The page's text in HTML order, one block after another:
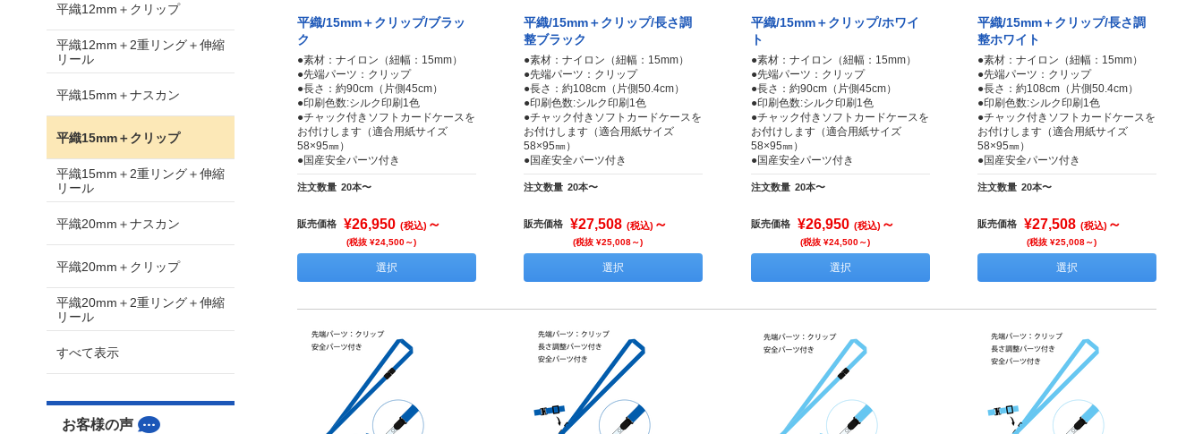
平織/15mm＋クリップ/ブラッ
ク
●素材：ナイロン（紐幅：15mm）
●先端パーツ：クリップ
●長さ：約90cm（片側45cm）
●印刷色数:シルク印刷1色
●チャック付きソフトカードケースを
お付けします（適合用紙サイズ
58×95㎜）
●国産安全パーツ付き
注文数量 20本〜
販売価格 ¥26,950 (税込) ～
(税抜 ¥24,500～)
選択
平織/15mm＋クリップ/長さ調
整ブラック
●素材：ナイロン（紐幅：15mm）
●先端パーツ：クリップ
●長さ：約108cm（片側50.4cm）
●印刷色数:シルク印刷1色
●チャック付きソフトカードケースを
お付けします（適合用紙サイズ
58×95㎜）
●国産安全パーツ付き
注文数量 20本〜
販売価格 ¥27,508 (税込) ～
(税抜 ¥25,008～)
選択
平織/15mm＋クリップ/ホワイ
ト
●素材：ナイロン（紐幅：15mm）
●先端パーツ：クリップ
●長さ：約90cm（片側45cm）
●印刷色数:シルク印刷1色
●チャック付きソフトカードケースを
お付けします（適合用紙サイズ
58×95㎜）
●国産安全パーツ付き
注文数量 20本〜
販売価格 ¥26,950 (税込) ～
(税抜 ¥24,500～)
選択
平織/15mm＋クリップ/長さ調
整ホワイト
●素材：ナイロン（紐幅：15mm）
●先端パーツ：クリップ
●長さ：約108cm（片側50.4cm）
●印刷色数:シルク印刷1色
●チャック付きソフトカードケースを
お付けします（適合用紙サイズ
58×95㎜）
●国産安全パーツ付き
注文数量 20本〜
販売価格 ¥27,508 (税込) ～
(税抜 ¥25,008～)
選択
平織12mm＋クリップ
平織12mm＋2重リング＋伸縮
リール
平織15mm＋ナスカン
平織15mm＋クリップ
平織15mm＋2重リング＋伸縮
リール
平織20mm＋ナスカン
平織20mm＋クリップ
平織20mm＋2重リング＋伸縮
リール
すべて表示
お客様の声